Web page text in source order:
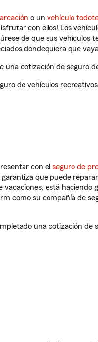
o un vehículo
con ellos! Los
de que sus vehículos
dondequiera que
una cotización de seguro
de vehículos
con el seguro de
garantiza que puede
vacaciones, está haciendo
como su compañía de
una cotización de